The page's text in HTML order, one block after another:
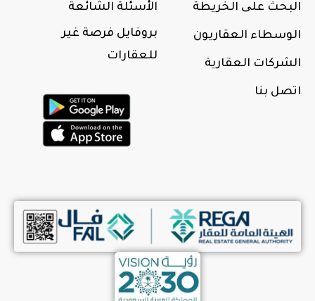
البحث علی الخريطة
الوسطاء العقاريون
الشركات العقارية
اتصل بنا
الأسئلة الشائعة
بروفايل فرصة غير
للعقارات